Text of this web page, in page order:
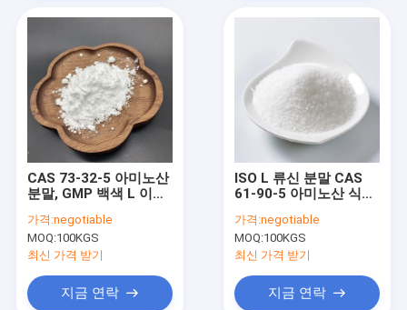
제품
우리에 대하여
공장 여행
품질 관리
뉴스
경우
CAS 73-32-5 아미노산
분말, GMP 백색 L 이소
가격:negotiable
MOQ:100KGS
최신 가격 받기
지금 연락
ISO L 류신 분말 CAS
61-90-5 아미노산 식품
가격:negotiable
MOQ:100KGS
최신 가격 받기
지금 연락